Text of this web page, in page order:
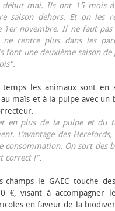
début mai. Ils ont 15 mois
saison dehors. Et on les
1er novembre. Il ne faut
ne rentre plus dans les
font une deuxième saison de
les animaux sont en
maïs et à la pulpe avec un
en plus de la pulpe et du
L’avantage des
consommation. On sort des
correct !".
champs le GAEC touche
€, visant à accompagner
en faveur de la